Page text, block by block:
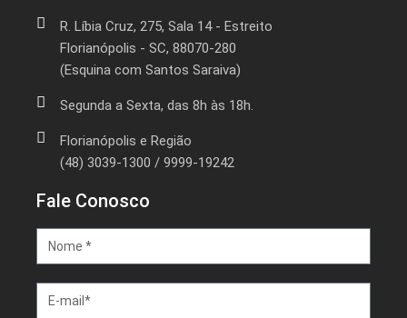
R. Líbia Cruz, 275, Sala 14 - Estreito
Florianópolis - SC, 88070-280
(Esquina com Santos Saraiva)
Segunda a Sexta, das 8h às 18h.
Florianópolis e Região
(48) 3039-1300 / 9999-19242
Fale Conosco